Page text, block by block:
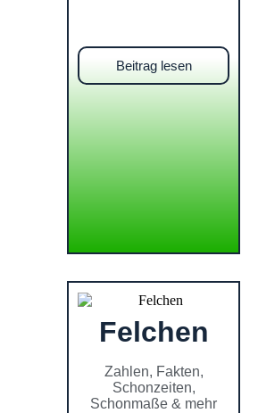
Beitrag lesen
Felchen
Zahlen, Fakten,
Schonzeiten,
Schonmaße & mehr